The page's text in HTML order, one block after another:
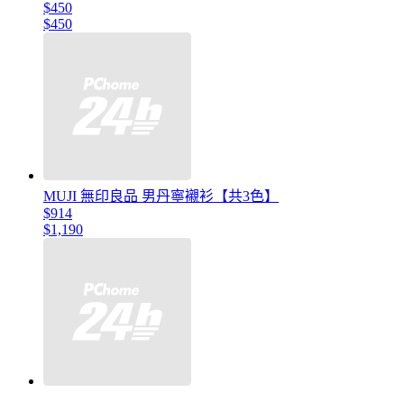
$450
$450
MUJI 無印良品 男丹寧襯衫【共3色】
$914
$1,190